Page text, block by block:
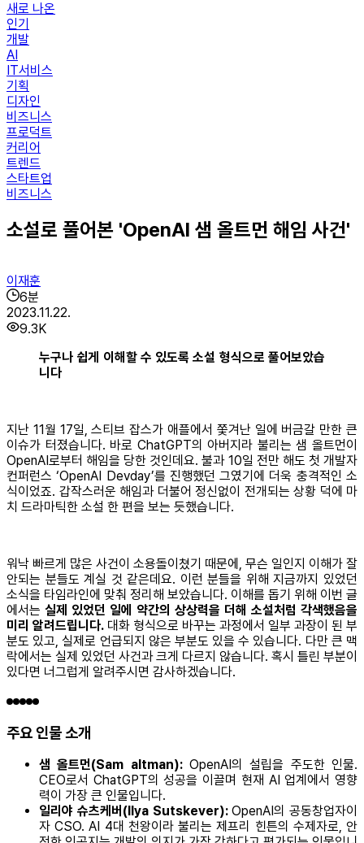
새로 나온
인기
개발
AI
IT서비스
기획
디자인
비즈니스
프로덕트
커리어
트렌드
스타트업
비즈니스
소설로 풀어본 'OpenAI 샘 올트먼 해임 사건'
이재훈
6분
2023.11.22.
9.3K
누구나 쉽게 이해할 수 있도록 소설 형식으로 풀어보았습
니다
지난 11월 17일, 스티브 잡스가 애플에서 쫓겨난 일에 버금갈 만한 큰
이슈가 터졌습니다. 바로 ChatGPT의 아버지라 불리는 샘 올트먼이
OpenAI로부터 해임을 당한 것인데요. 불과 10일 전만 해도 첫 개발자
컨퍼런스 ‘OpenAI Devday’를 진행했던 그였기에 더욱 충격적인 소
식이었죠. 갑작스러운 해임과 더불어 정신없이 전개되는 상황 덕에 마
치 드라마틱한 소설 한 편을 보는 듯했습니다.
워낙 빠르게 많은 사건이 소용돌이쳤기 때문에, 무슨 일인지 이해가 잘
안되는 분들도 계실 것 같은데요. 이런 분들을 위해 지금까지 있었던
소식을 타임라인에 맞춰 정리해 보았습니다. 이해를 돕기 위해 이번 글
에서는 실제 있었던 일에 약간의 상상력을 더해 소설처럼 각색했음을
미리 알려드립니다. 대화 형식으로 바꾸는 과정에서 일부 과장이 된 부
분도 있고, 실제로 언급되지 않은 부분도 있을 수 있습니다. 다만 큰 맥
락에서는 실제 있었던 사건과 크게 다르지 않습니다. 혹시 틀린 부분이
있다면 너그럽게 알려주시면 감사하겠습니다.
주요 인물 소개
샘 올트먼(Sam altman):OpenAI의 설립을 주도한 인물.
CEO로서 ChatGPT의 성공을 이끌며 현재 AI 업계에서 영향
력이 가장 큰 인물입니다.
일리야 슈츠케버(Ilya Sutskever):OpenAI의 공동창업자이
자 CSO. AI 4대 천왕이라 불리는 제프리 힌튼의 수제자로, 안